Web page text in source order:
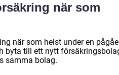
när som
när som helst under en
byta till ett nytt
samma bolag.